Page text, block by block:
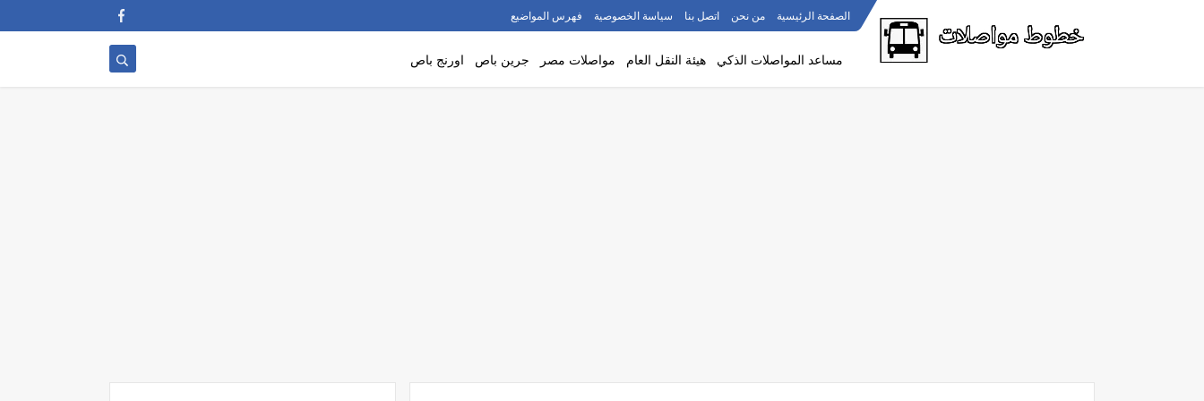
الصفحة الرئيسية من نحن اتصل بنا سياسة الخصوصية فهرس المواضيع
مساعد المواصلات الذكي هيئة النقل العام مواصلات مصر جرين باص اورنج باص